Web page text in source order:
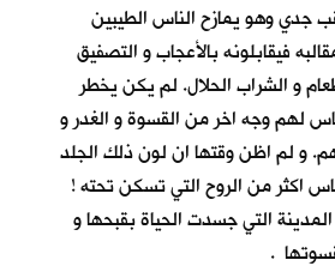
جدي وهو يمازح الناس الطيبين
فيقابلونه بالأعجاب و التصفيق
و الشراب الحلال. لم يكن يخطر
لهم وجه اخر من القسوة و الغدر و
و لم اظن وقتها ان لون ذلك الجلد
اكثر من الروح التي تسكن تحته !
التي جسدت الحياة بقبحها و
.